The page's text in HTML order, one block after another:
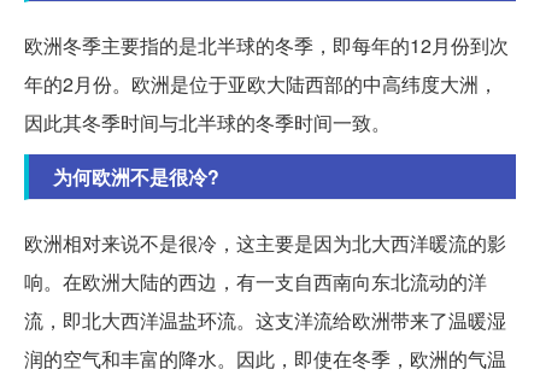
欧洲冬季主要指的是北半球的冬季，即每年的12月份到次
年的2月份。欧洲是位于亚欧大陆西部的中高纬度大洲，
因此其冬季时间与北半球的冬季时间一致。
为何欧洲不是很冷?
欧洲相对来说不是很冷，这主要是因为北大西洋暖流的影
响。在欧洲大陆的西边，有一支自西南向东北流动的洋
流，即北大西洋温盐环流。这支洋流给欧洲带来了温暖湿
润的空气和丰富的降水。因此，即使在冬季，欧洲的气温